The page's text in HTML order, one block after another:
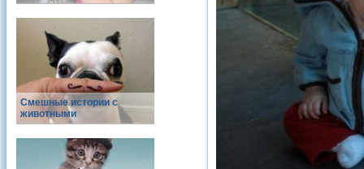
Смешные истории с
животными